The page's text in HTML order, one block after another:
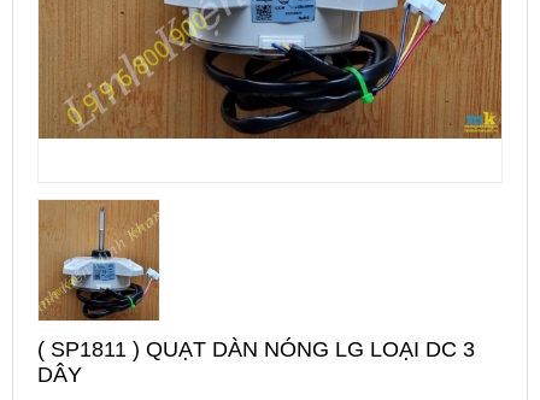
( SP1811 ) QUẠT DÀN NÓNG LG LOẠI DC 3
DÂY